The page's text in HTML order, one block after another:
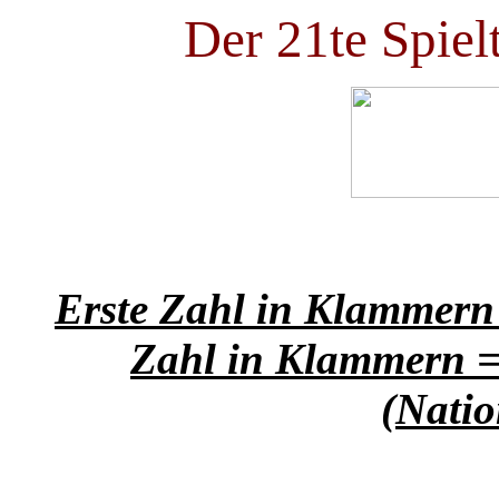
Der 21te
Erste Zahl in Klammern
Zahl in Klammern